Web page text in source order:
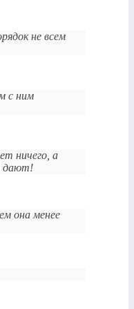
не всем
с ним
ничего, а
дают!
она менее